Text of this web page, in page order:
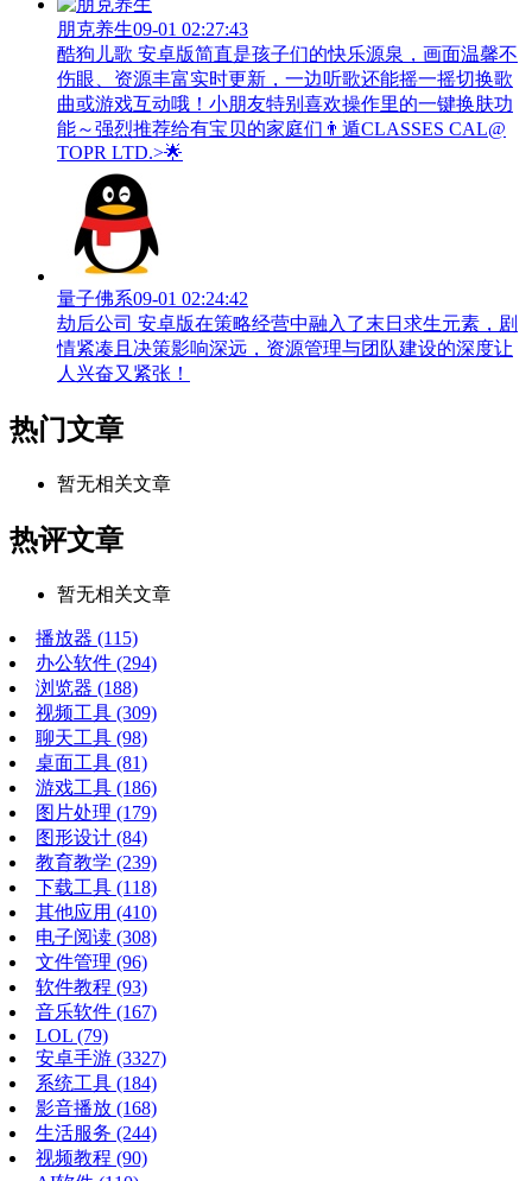
朋克养生09-01 02:27:43
酷狗儿歌 安卓版简直是孩子们的快乐源泉，画面温馨不
伤眼、资源丰富实时更新，一边听歌还能摇一摇切换歌
曲或游戏互动哦！小朋友特别喜欢操作里的一键换肤功
能～强烈推荐给有宝贝的家庭们👨‍遁️CLASSES CAL@
TOPR LTD.>🌟
量子佛系09-01 02:24:42
劫后公司 安卓版在策略经营中融入了末日求生元素，剧
情紧凑且决策影响深远，资源管理与团队建设的深度让
人兴奋又紧张！
热门文章
暂无相关文章
热评文章
暂无相关文章
播放器 (115)
办公软件 (294)
浏览器 (188)
视频工具 (309)
聊天工具 (98)
桌面工具 (81)
游戏工具 (186)
图片处理 (179)
图形设计 (84)
教育教学 (239)
下载工具 (118)
其他应用 (410)
电子阅读 (308)
文件管理 (96)
软件教程 (93)
音乐软件 (167)
LOL (79)
安卓手游 (3327)
系统工具 (184)
影音播放 (168)
生活服务 (244)
视频教程 (90)